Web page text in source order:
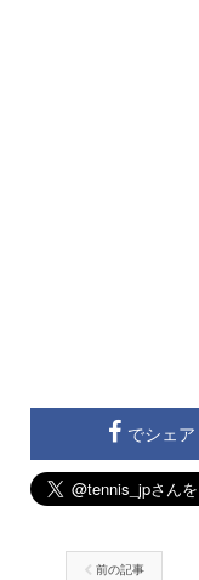
でシェア
前の記事